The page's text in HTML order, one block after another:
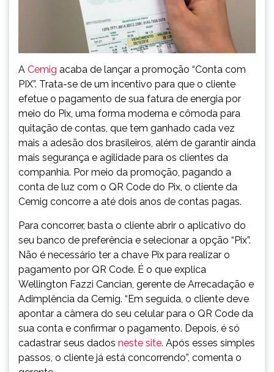
A Cemig acaba de lançar a promoção “Conta com
PIX”. Trata-se de um incentivo para que o cliente
efetue o pagamento de sua fatura de energia por
meio do Pix, uma forma moderna e cômoda para
quitação de contas, que tem ganhado cada vez
mais a adesão dos brasileiros, além de garantir ainda
mais segurança e agilidade para os clientes da
companhia. Por meio da promoção, pagando a
conta de luz com o QR Code do Pix, o cliente da
Cemig concorre a até dois anos de contas pagas.
Para concorrer, basta o cliente abrir o aplicativo do
seu banco de preferência e selecionar a opção “Pix”.
Não é necessário ter a chave Pix para realizar o
pagamento por QR Code. É o que explica
Wellington Fazzi Cancian, gerente de Arrecadação e
Adimplência da Cemig. “Em seguida, o cliente deve
apontar a câmera do seu celular para o QR Code da
sua conta e confirmar o pagamento. Depois, é só
cadastrar seus dados neste site. Após esses simples
passos, o cliente já está concorrendo”, comenta o